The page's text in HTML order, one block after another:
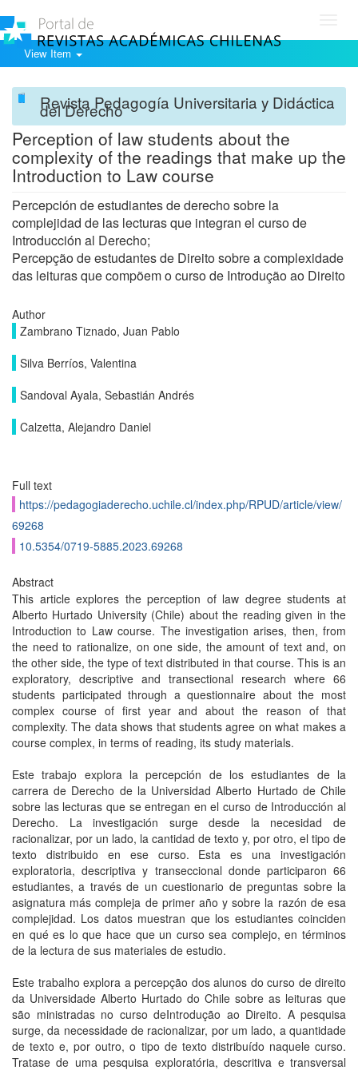
View Item
Revista Pedagogía Universitaria y Didáctica
del Derecho
Perception of law students about the
complexity of the readings that make up the
Introduction to Law course
Percepción de estudiantes de derecho sobre la
complejidad de las lecturas que integran el curso de
Introducción al Derecho;
Percepção de estudantes de Direito sobre a complexidade
das leituras que compõem o curso de Introdução ao Direito
Author
Zambrano Tiznado, Juan Pablo
Silva Berríos, Valentina
Sandoval Ayala, Sebastián Andrés
Calzetta, Alejandro Daniel
Full text
https://pedagogiaderecho.uchile.cl/index.php/RPUD/article/view/
69268
10.5354/0719-5885.2023.69268
Abstract
This article explores the perception of law degree students at
Alberto Hurtado University (Chile) about the reading given in the
Introduction to Law course. The investigation arises, then, from
the need to rationalize, on one side, the amount of text and, on
the other side, the type of text distributed in that course. This is an
exploratory, descriptive and transectional research where 66
students participated through a questionnaire about the most
complex course of first year and about the reason of that
complexity. The data shows that students agree on what makes a
course complex, in terms of reading, its study materials.
Este trabajo explora la percepción de los estudiantes de la
carrera de Derecho de la Universidad Alberto Hurtado de Chile
sobre las lecturas que se entregan en el curso de Introducción al
Derecho. La investigación surge desde la necesidad de
racionalizar, por un lado, la cantidad de texto y, por otro, el tipo de
texto distribuido en ese curso. Esta es una investigación
exploratoria, descriptiva y transeccional donde participaron 66
estudiantes, a través de un cuestionario de preguntas sobre la
asignatura más compleja de primer año y sobre la razón de esa
complejidad. Los datos muestran que los estudiantes coinciden
en qué es lo que hace que un curso sea complejo, en términos
de la lectura de sus materiales de estudio.
Este trabalho explora a percepção dos alunos do curso de direito
da Universidade Alberto Hurtado do Chile sobre as leituras que
são ministradas no curso deIntrodução ao Direito. A pesquisa
surge, da necessidade de racionalizar, por um lado, a quantidade
de texto e, por outro, o tipo de texto distribuído naquele curso.
Tratase de uma pesquisa exploratória, descritiva e transversal